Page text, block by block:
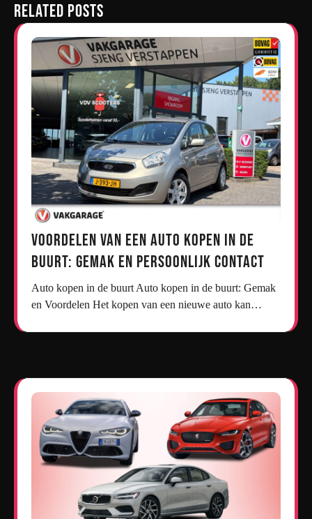
Related Posts
Voordelen van een Auto Kopen in de
Buurt: Gemak en Persoonlijk Contact
Auto kopen in de buurt Auto kopen in de buurt: Gemak
en Voordelen Het kopen van een nieuwe auto kan…